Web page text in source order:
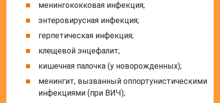
менингококковая инфекция;
энтеровирусная инфекция;
герпетическая инфекция;
клещевой энцефалит;
кишечная палочка (у новорожденных);
менингит, вызванный оппортунистическими
инфекциями (при ВИЧ);